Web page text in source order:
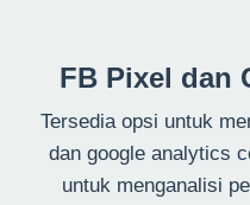
FB Pixel dan
Tersedia opsi untuk
dan google analytics
untuk menganalisi